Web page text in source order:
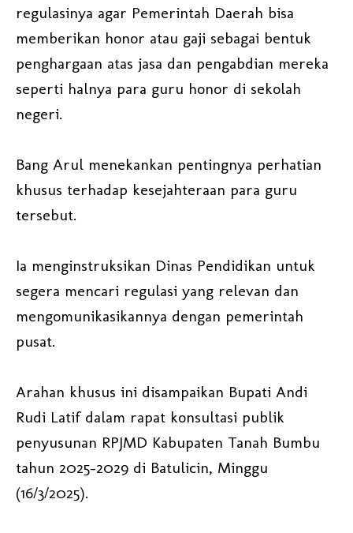
regulasinya agar Pemerintah Daerah bisa
memberikan honor atau gaji sebagai bentuk
penghargaan atas jasa dan pengabdian mereka
seperti halnya para guru honor di sekolah
negeri.
Bang Arul menekankan pentingnya perhatian
khusus terhadap kesejahteraan para guru
tersebut.
Ia menginstruksikan Dinas Pendidikan untuk
segera mencari regulasi yang relevan dan
mengomunikasikannya dengan pemerintah
pusat.
Arahan khusus ini disampaikan Bupati Andi
Rudi Latif dalam rapat konsultasi publik
penyusunan RPJMD Kabupaten Tanah Bumbu
tahun 2025-2029 di Batulicin, Minggu
(16/3/2025).